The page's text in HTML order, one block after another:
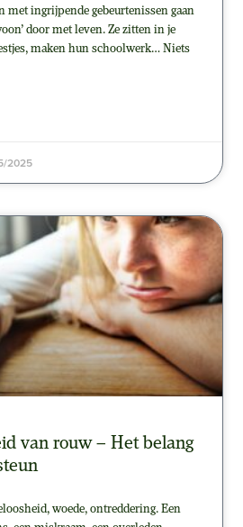
met ingrijpende gebeurtenissen gaan
door met leven. Ze zitten in je
maken hun schoolwerk… Niets
2025
van rouw – Het belang
woede, ontreddering. Een